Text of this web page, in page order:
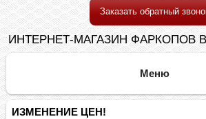
Заказать обратный
ИНТЕРНЕТ-МАГАЗИН ФАРКОПОВ
ИЗМЕНЕНИЕ ЦЕН!